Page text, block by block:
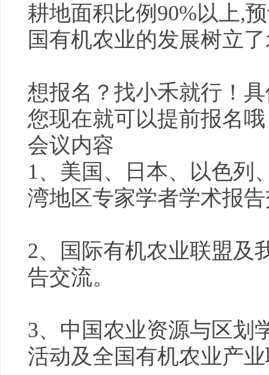
耕地面积比例90%以上,
国有机农业的发展树立
想报名？找小禾就行！
您现在就可以提前报名
会议内容
1、美国、日本、以色列
湾地区专家学者学术报
2、国际有机农业联盟及
告交流。
3、中国农业资源与区划
活动及全国有机农业产